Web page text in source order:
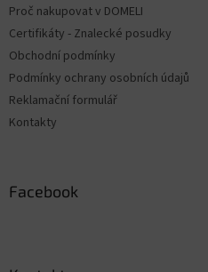
Proč nakupovat v DOMELI
Certifikáty - Znalecké posudky
Obchodní podmínky
Podmínky ochrany osobních údajů
Reklamační formulář
Kontakty
Facebook